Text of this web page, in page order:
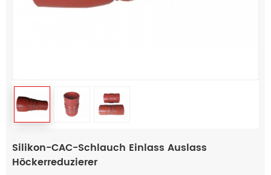
Silikon-CAC-Schlauch Einlass Auslass
Höckerreduzierer